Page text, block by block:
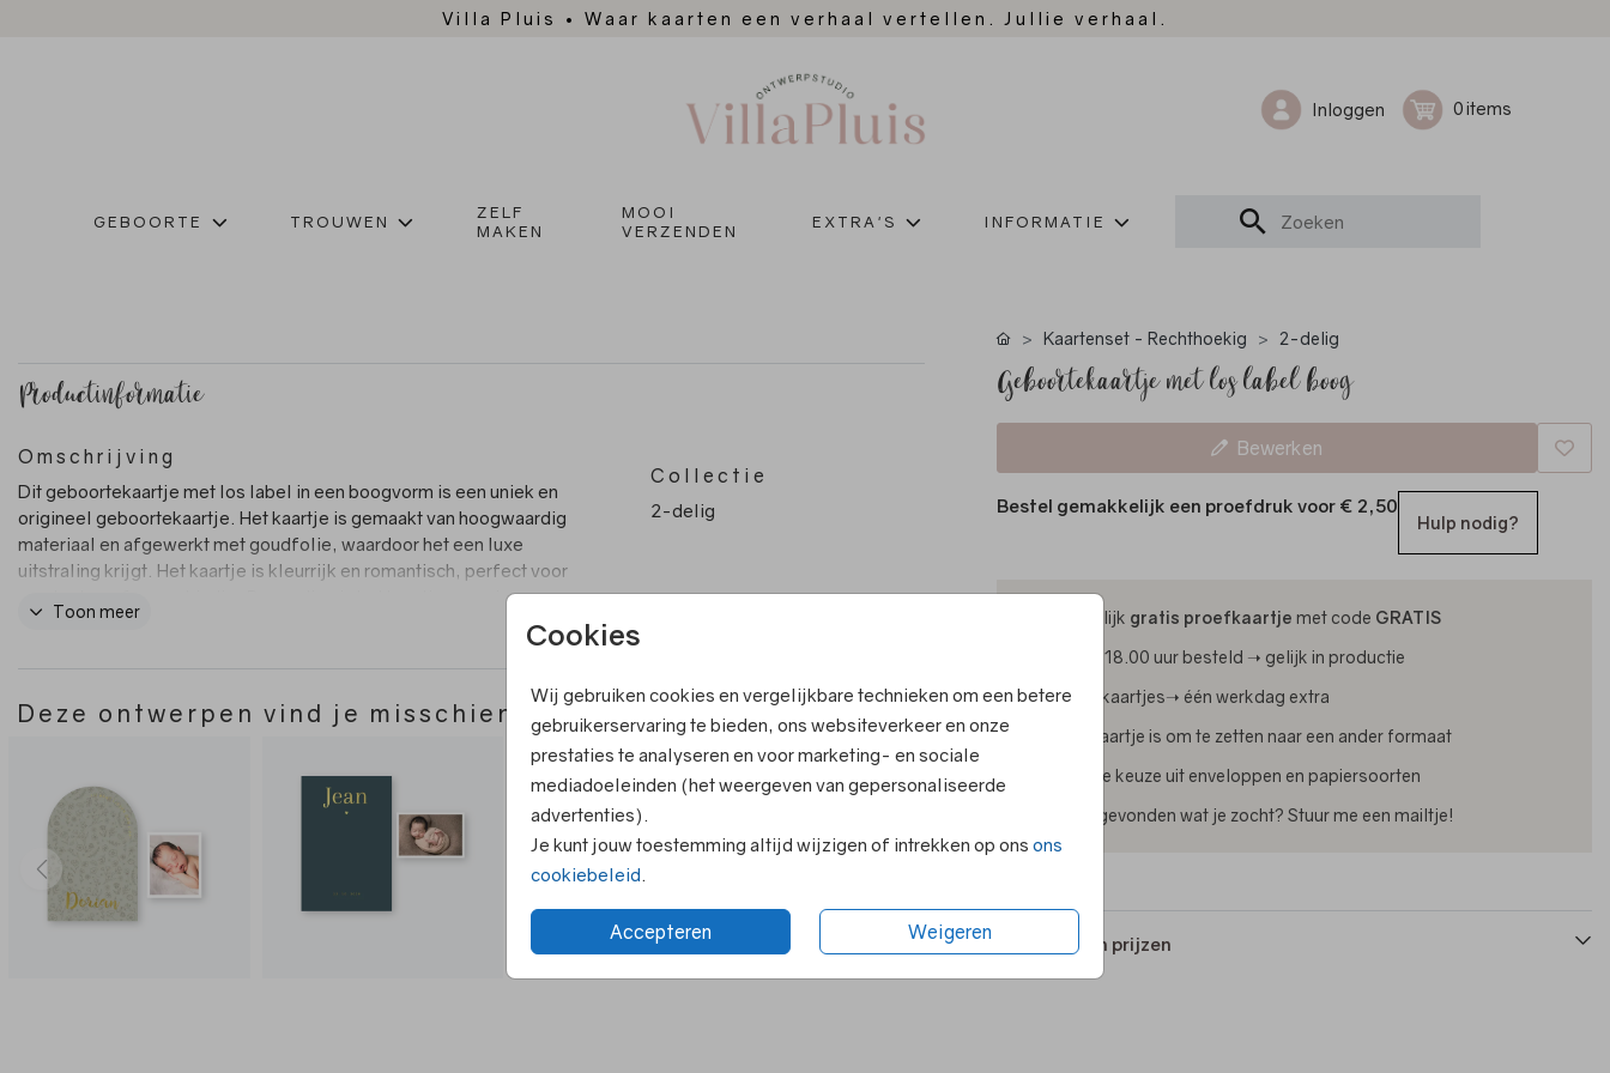
Villa Pluis • Waar kaarten een verhaal vertellen. Jullie verhaal.
Inloggen 0
GEBOORTE TROUWEN
ZELF
MAKEN
MOOI
VERZENDEN
EXTRA'S INFORMATIE
Cookies
Wij gebruiken cookies en vergelijkbare technieken om een betere
gebruikerservaring te bieden, ons websiteverkeer en onze
prestaties te analyseren en voor marketing- en sociale
mediadoeleinden (het weergeven van gepersonaliseerde
advertenties).
Je kunt jouw toestemming altijd wijzigen of intrekken op ons ons
cookiebeleid
Accepteren Weigeren
Productinformatie
Omschrijving
Dit geboortekaartje met los label in een boogvorm is een uniek en
origineel geboortekaartje. Het kaartje is gemaakt van hoogwaardig
materiaal en afgewerkt met goudfolie, waardoor het een luxe
uitstraling krijgt. Het kaartje is kleurrijk en romantisch, perfect voor
een lente- of zomerkindje. Bovendien is het kaartje voorzien van een
speciale stans, waardoor het er extra bijzonder uitziet.
Toon meer
Collectie
2-delig
Deze ontwerpen vind je misschien ook leuk
Kaartenset - Rechthoekig 2-delig
Geboortekaartje met los label boog
Bewerken
Bestel gemakkelijk een proefdruk voor € 2,50
Hulp nodig?
Tijdelijk gratis proefkaartje met code GRATIS
Voor 18.00 uur besteld ➝ gelijk in productie
Foliekaartjes➝ één werkdag extra
Elk kaartje is om te zetten naar een ander formaat
Ruime keuze uit enveloppen en papiersoorten
Niet gevonden wat je zocht? Stuur me een mailtje!
Formaten en prijzen